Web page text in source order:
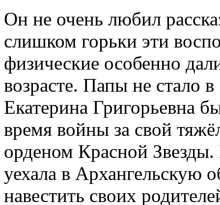
Он не очень любил
слишком горьки эти
физические особенно
возрасте. Папы не стало
Екатерина Григорьевна
время войны за свой
орденом Красной
уехала в Архангельскую
навестить своих